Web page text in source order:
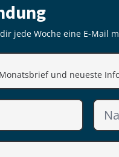
jede Woche eine E-Mail
Monatsbrief und neueste